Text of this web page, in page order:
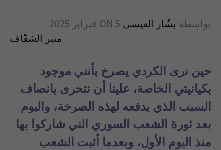
بواسطة بشّار العيسى ON 5 فبراير 2025
منبر الشفّاف
حين نرى الكردي يصرخ بأنني موجود
بكيانيتي الخاصة، علينا أن نتحرى بانصاف
السبب الذي يدفعه لهذه الصرخة، واليوم
بعد ثورة الشعب السوري التي شاركوا بها
منذ اليوم الأول، وبعدما أثبت الشعب